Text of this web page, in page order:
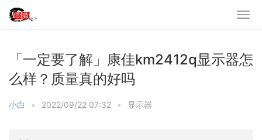
「一定要了解」康佳km2412q显示器怎
么样？质量真的好吗
小白 • 2022/09/22 07:32 • 显示器